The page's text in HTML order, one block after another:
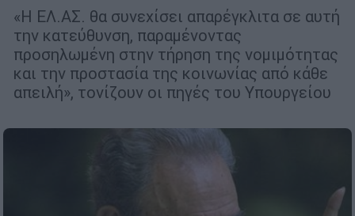
«Η ΕΛ.ΑΣ. θα συνεχίσει απαρέγκλιτα σε αυτή
την κατεύθυνση, παραμένοντας
προσηλωμένη στην τήρηση της νομιμότητας
και την προστασία της κοινωνίας από κάθε
απειλή», τονίζουν οι πηγές του Υπουργείου